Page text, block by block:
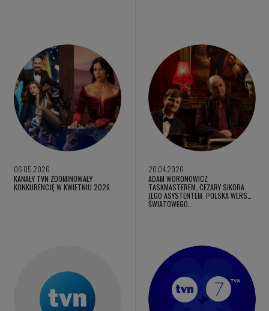
06.05.2026
KANAŁY TVN ZDOMINOWAŁY
KONKURENCJĘ W KWIETNIU 2026
20.04.2026
ADAM WORONOWICZ
TASKMASTEREM, CEZARY SIKORA
JEGO ASYSTENTEM. POLSKA WERSJA
ŚWIATOWEGO…